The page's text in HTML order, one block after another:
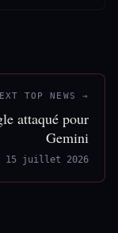
TOP NEWS →
attaqué pour
Gemini
15 juillet 2026